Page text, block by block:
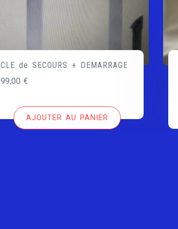
CLE de SECOURS + DEMARRAGE
99,00€
AJOUTER AU PANIER